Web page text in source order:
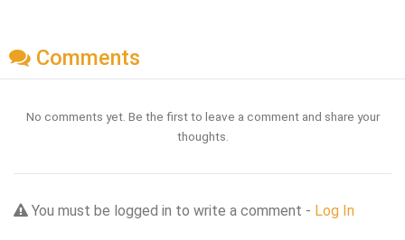
Comments
No comments yet. Be the first to leave a comment and share your
thoughts.
You must be logged in to write a comment - Log In